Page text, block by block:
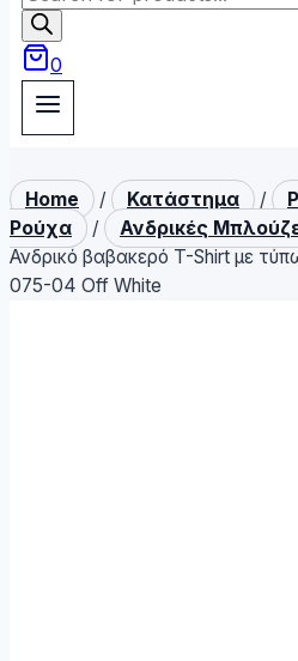
search
0
Home / Κατάστημα /
Ρούχα
/ Ανδρικές
Ανδρικό βαβακερό T-Shirt με
075-04 Off White